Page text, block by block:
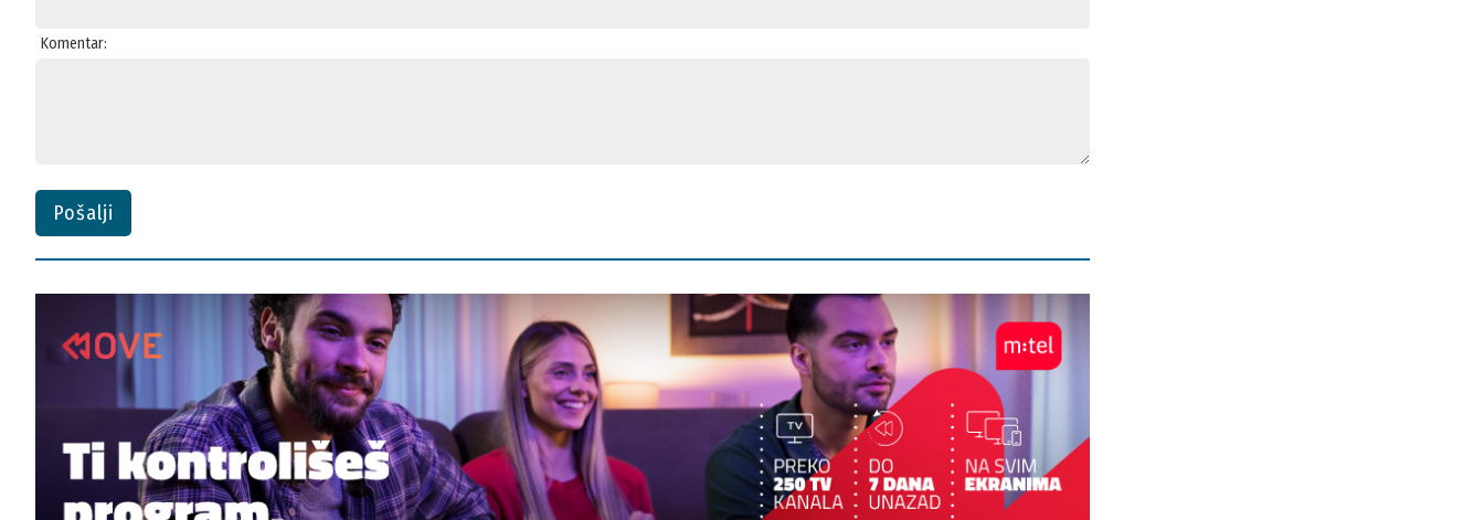
Komentar:
Pošalji